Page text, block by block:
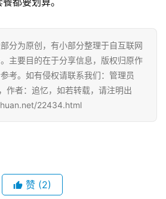
分为原创，有小部分整理于自互联网
主要目的在于分享信息，版权归原作
考。如有侵权请联系我们：管理员
作者：追忆，如若转载，请注明出
22434.html
赞 (2)